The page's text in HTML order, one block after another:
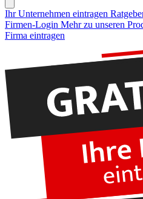
Ihr Unternehmen eintragen
Firmen-Login Mehr zu unseren
Firma eintragen